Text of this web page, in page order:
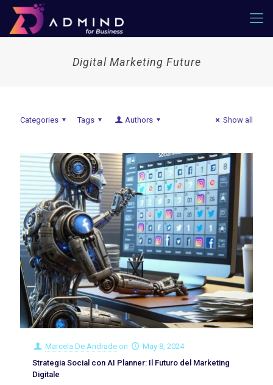
Digital Marketing Future
Categories Tags Authors Show all
Marcela De Andrade on
May 8, 2024
Strategia Social con AI Planner: Il Futuro del Marketing
Digitale